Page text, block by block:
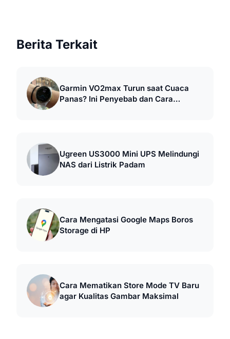
Berita Terkait
Garmin VO2max Turun saat Cuaca
Panas? Ini Penyebab dan Cara
Ugreen US3000 Mini UPS Melindungi
NAS dari Listrik Padam
Cara Mengatasi Google Maps Boros
Storage di HP
Cara Mematikan Store Mode TV Baru
agar Kualitas Gambar Maksimal